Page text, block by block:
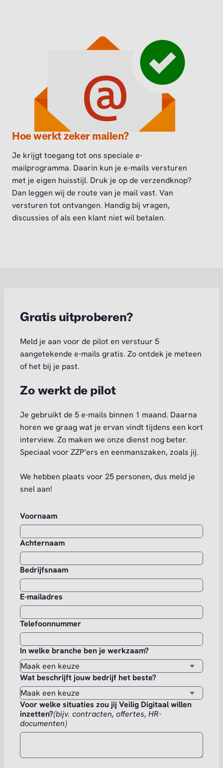
Hoe werkt zeker mailen?
Je krijgt toegang tot ons speciale e-
mailprogramma. Daarin kun je e-mails versturen
met je eigen huisstijl. Druk je op de verzendknop?
Dan leggen wij de route van je mail vast. Van
versturen tot ontvangen. Handig bij vragen,
discussies of als een klant niet wil betalen.
Gratis uitproberen?
Meld je aan voor de pilot en verstuur 5
aangetekende e-mails gratis. Zo ontdek je meteen
of het bij je past.
Zo werkt de pilot
Je gebruikt de 5 e-mails binnen 1 maand. Daarna
horen we graag wat je ervan vindt tijdens een kort
interview. Zo maken we onze dienst nog beter.
Speciaal voor ZZP’ers en eenmanszaken, zoals jij.
We hebben plaats voor 25 personen, dus meld je
snel aan!
Voornaam
Achternaam
Bedrijfsnaam
E-mailadres
Telefoonnummer
In welke branche ben je werkzaam?
Wat beschrijft jouw bedrijf het beste?
Voor welke situaties zou jij Veilig Digitaal willen
inzetten?(bijv. contracten, offertes, HR-
documenten)